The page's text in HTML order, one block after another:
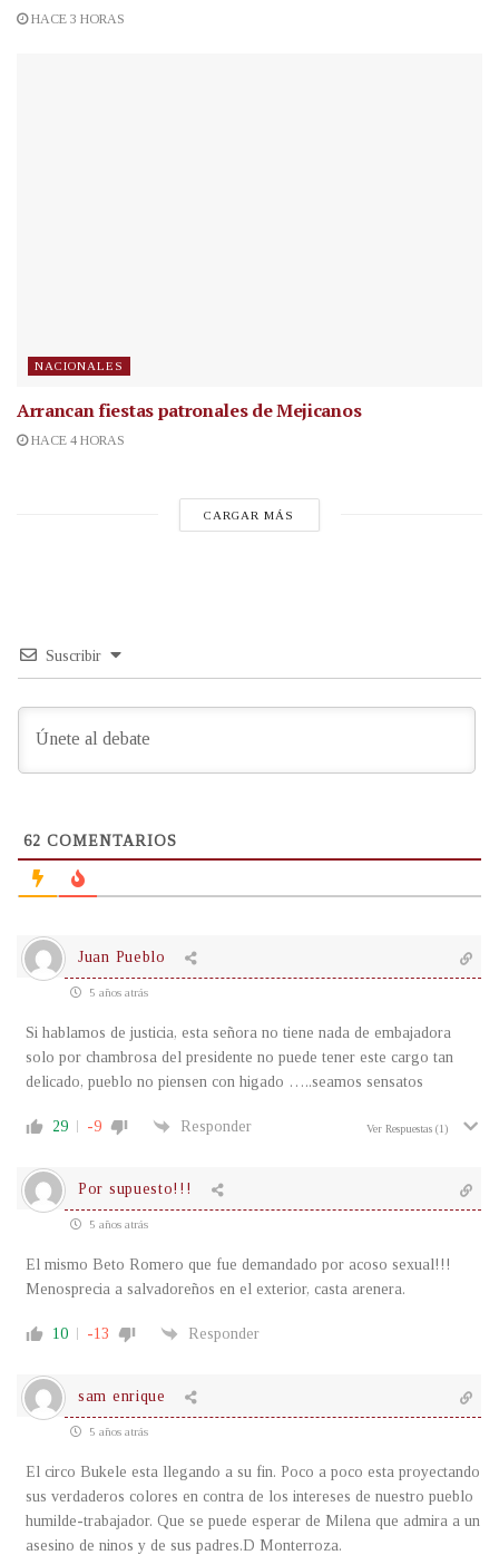
HACE 3 HORAS
NACIONALES
Arrancan fiestas patronales de Mejicanos
HACE 4 HORAS
CARGAR MÁS
Suscribir
62 COMENTARIOS
Juan Pueblo
5 años atrás
Si hablamos de justicia, esta señora no tiene nada de embajadora
solo por chambrosa del presidente no puede tener este cargo tan
delicado, pueblo no piensen con higado …..seamos sensatos
29 -9 Responder Ver Respuestas (1)
Por supuesto!!!
5 años atrás
El mismo Beto Romero que fue demandado por acoso sexual!!!
Menosprecia a salvadoreños en el exterior, casta arenera.
10 -13 Responder
sam enrique
5 años atrás
El circo Bukele esta llegando a su fin. Poco a poco esta proyectando
sus verdaderos colores en contra de los intereses de nuestro pueblo
humilde-trabajador. Que se puede esperar de Milena que admira a un
asesino de ninos y de sus padres.D Monterroza.